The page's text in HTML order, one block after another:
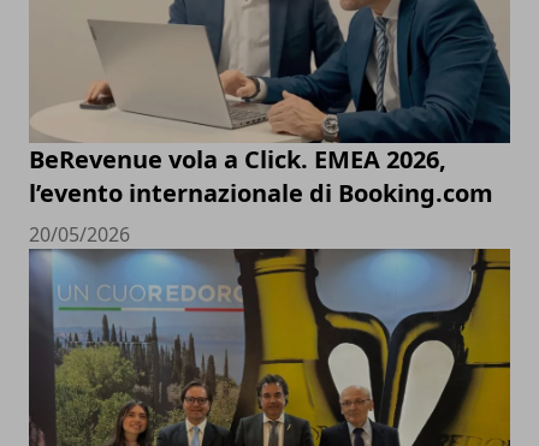
BeRevenue vola a Click. EMEA 2026,
l’evento internazionale di Booking.com
20/05/2026